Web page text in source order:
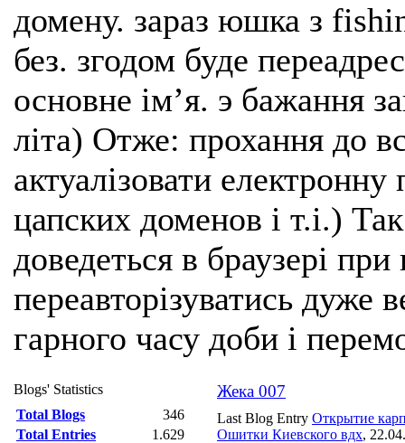
домену. зараз юшка з
без. згодом буде
основне імʼя. э бажання
літа) Отже: прохання до
актуалізовати
цапских доменов і т.і.)
доведеться в браузері
переавторізуватись
гарного часу доби і
Жека 007
Last Blog Entry Открытие
Ошитки Киевского вдх,
Blogs' Statistics
Total Blogs
346
Total Entries
1.629